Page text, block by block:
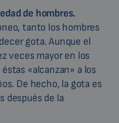
de hombres.
tanto los hombres
gota. Aunque el
veces mayor en los
«alcanzan» a los
De hecho, la gota es
después de la